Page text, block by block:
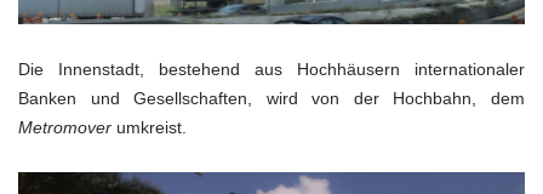
Die Innenstadt, bestehend aus Hochhäusern internationaler
Banken und Gesellschaften, wird von der Hochbahn, dem
Metromover umkreist.